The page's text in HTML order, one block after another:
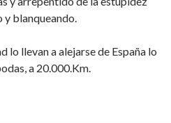
blanqueando.
lo llevan a alejarse de España lo
a 20.000.Km.